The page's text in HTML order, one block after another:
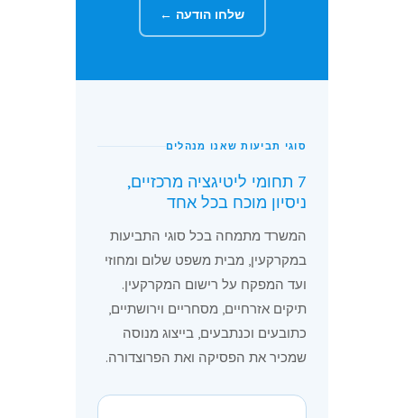
שלחו הודעה ←
סוגי תביעות שאנו מנהלים
7 תחומי ליטיגציה מרכזיים,
ניסיון מוכח בכל אחד
המשרד מתמחה בכל סוגי התביעות
במקרקעין, מבית משפט שלום ומחוזי
ועד המפקח על רישום המקרקעין.
תיקים אזרחיים, מסחריים וירושתיים,
כתובעים וכנתבעים, בייצוג מנוסה
שמכיר את הפסיקה ואת הפרוצדורה.